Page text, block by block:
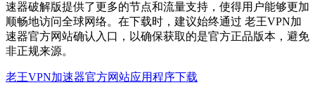
速器破解版提供了更多的节点和流量支持，使得用户能够更加
顺畅地访问全球网络。在下载时，建议始终通过 老王VPN加
速器官方网站确认入口，以确保获取的是官方正品版本，避免
非正规来源。
老王VPN加速器官方网站应用程序下载